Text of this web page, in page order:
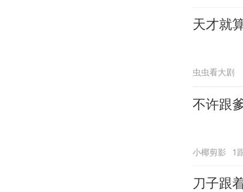
天才就
虫虫看大剧
不许跟
小椰剪影 1
刀子跟